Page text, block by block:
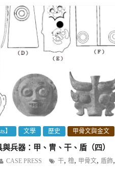
】 文學 歷史 甲骨文與金文
兵器：甲、冑、干、盾（四）
CASE PRESS 干,橹, 甲骨文, 盾飾,